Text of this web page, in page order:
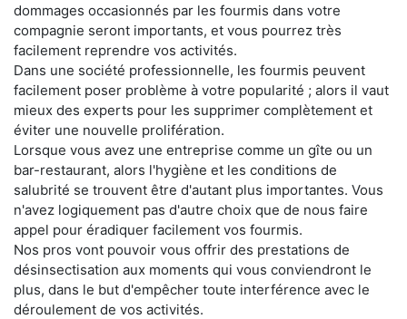
dommages occasionnés par les fourmis dans votre
compagnie seront importants, et vous pourrez très
facilement reprendre vos activités.
Dans une société professionnelle, les fourmis peuvent
facilement poser problème à votre popularité ; alors il vaut
mieux des experts pour les supprimer complètement et
éviter une nouvelle prolifération.
Lorsque vous avez une entreprise comme un gîte ou un
bar-restaurant, alors l'hygiène et les conditions de
salubrité se trouvent être d'autant plus importantes. Vous
n'avez logiquement pas d'autre choix que de nous faire
appel pour éradiquer facilement vos fourmis.
Nos pros vont pouvoir vous offrir des prestations de
désinsectisation aux moments qui vous conviendront le
plus, dans le but d'empêcher toute interférence avec le
déroulement de vos activités.